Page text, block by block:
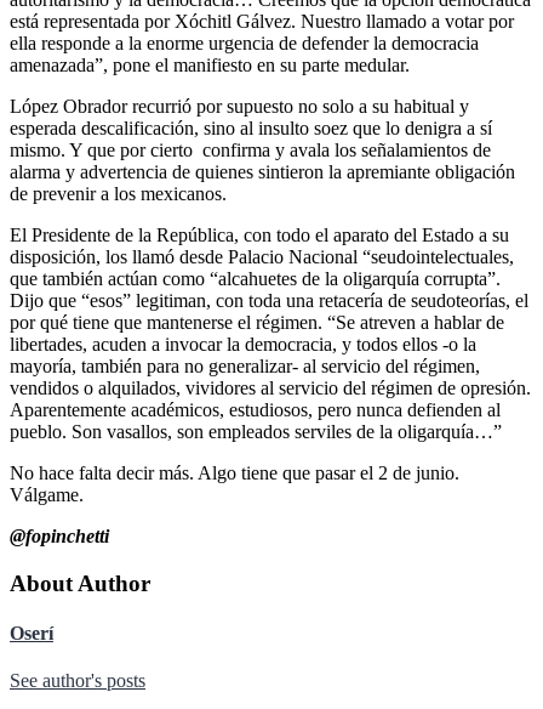
está representada por Xóchitl Gálvez. Nuestro llamado a votar por
ella responde a la enorme urgencia de defender la democracia
amenazada”, pone el manifiesto en su parte medular.
López Obrador recurrió por supuesto no solo a su habitual y
esperada descalificación, sino al insulto soez que lo denigra a sí
mismo. Y que por cierto confirma y avala los señalamientos de
alarma y advertencia de quienes sintieron la apremiante obligación
de prevenir a los mexicanos.
El Presidente de la República, con todo el aparato del Estado a su
disposición, los llamó desde Palacio Nacional “seudointelectuales,
que también actúan como “alcahuetes de la oligarquía corrupta”.
Dijo que “esos” legitiman, con toda una retacería de seudoteorías, el
por qué tiene que mantenerse el régimen. “Se atreven a hablar de
libertades, acuden a invocar la democracia, y todos ellos -o la
mayoría, también para no generalizar- al servicio del régimen,
vendidos o alquilados, vividores al servicio del régimen de opresión.
Aparentemente académicos, estudiosos, pero nunca defienden al
pueblo. Son vasallos, son empleados serviles de la oligarquía…”
No hace falta decir más. Algo tiene que pasar el 2 de junio.
Válgame.
@fopinchetti
About Author
Oserí
See author's posts